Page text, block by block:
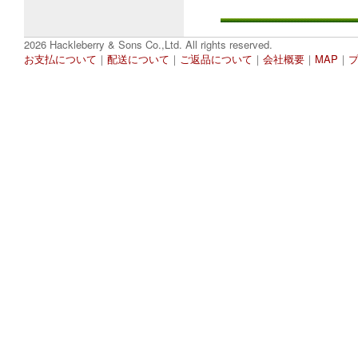
2026 Hackleberry & Sons Co.,Ltd. All rights reserved.
お支払について ｜ 配送について ｜ ご返品について ｜ 会社概要 ｜ MAP ｜